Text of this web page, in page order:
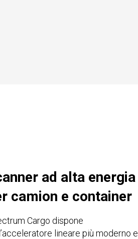
ad alta energia
camion e container
Cargo dispone
lineare più moderno e